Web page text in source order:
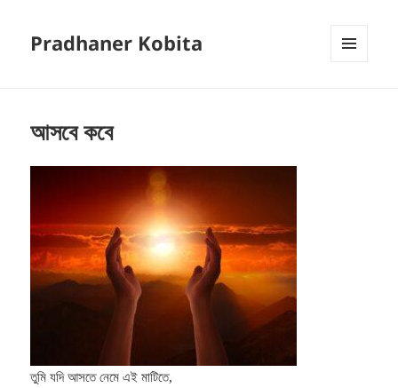
Pradhaner Kobita
আসবে কবে
তুমি যদি আসতে নেমে এই মাটিতে,